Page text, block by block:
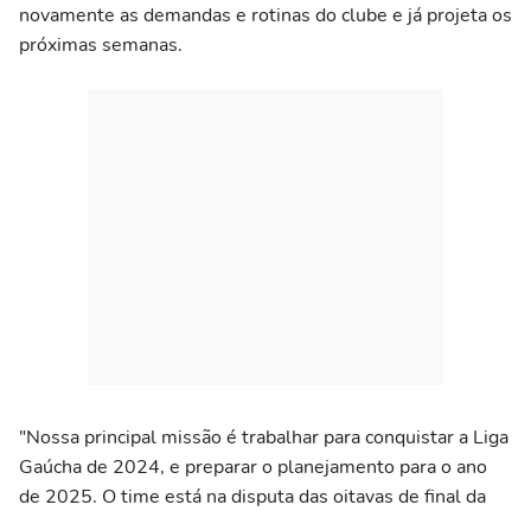
novamente as demandas e rotinas do clube e já projeta os
próximas semanas.
"Nossa principal missão é trabalhar para conquistar a Liga
Gaúcha de 2024, e preparar o planejamento para o ano
de 2025. O time está na disputa das oitavas de final da